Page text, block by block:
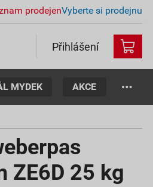
prodejenVyberte si prodejnu
Přihlášení
MYDEK AKCE
ZE6D 25 kg